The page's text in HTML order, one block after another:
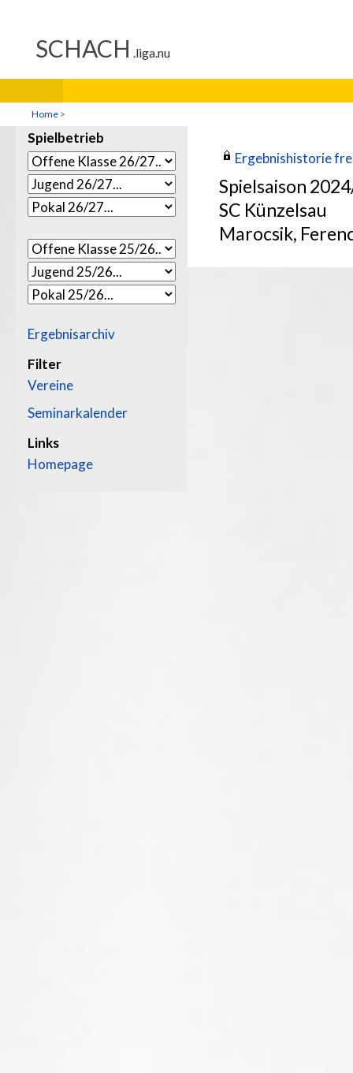
Home >
Spielbetrieb
Ergebnisarchiv
Filter
Vereine
Seminarkalender
Links
Homepage
Ergebnishistorie
Spielsaison
SC Künzelsau
Marocsik,